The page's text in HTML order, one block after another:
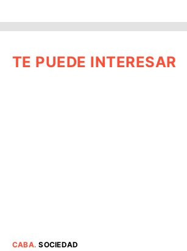
TE PUEDE INTERESAR
CABA.SOCIEDAD